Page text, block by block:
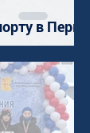
в Перми